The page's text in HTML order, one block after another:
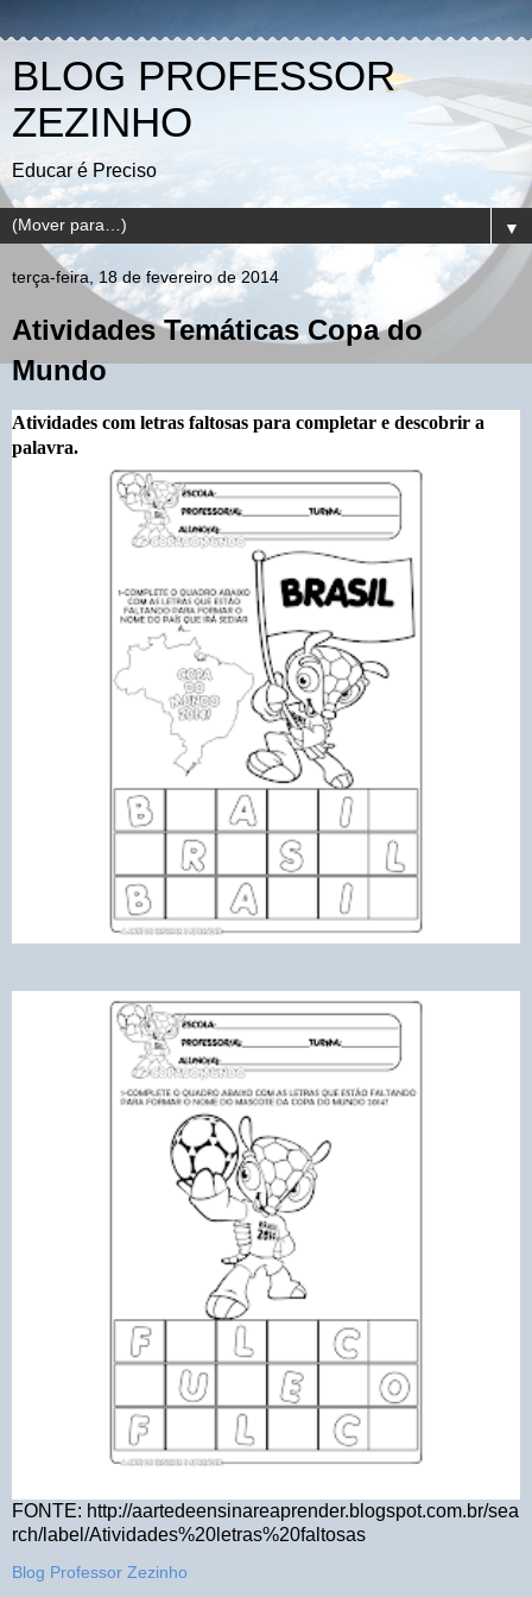
BLOG PROFESSOR
ZEZINHO
Educar é Preciso
▼
terça-feira, 18 de fevereiro de 2014
Atividades Temáticas Copa do
Mundo
Atividades com letras faltosas para completar e descobrir a
palavra.
FONTE: http://aartedeensinareaprender.blogspot.com.br/sea
rch/label/Atividades%20letras%20faltosas
Blog Professor Zezinho